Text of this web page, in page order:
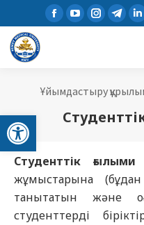
Open toolbar
Ұйымдастыру
Студенттік ғылыми
жұмыстарына
танытатын және
студенттерді